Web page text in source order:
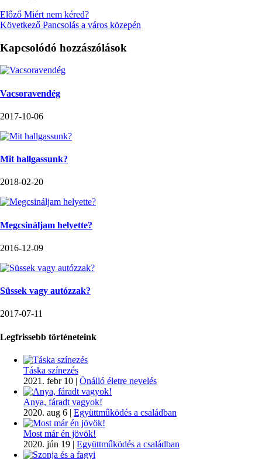
Előző Miért nem kéred?
Következő Pancsolás a város közepén
Kapcsolódó hozzászólások
Vacsoravendég
2017-10-06
Mit hallgassunk?
2018-02-20
Megcsináljam helyette?
2016-12-09
Süssek vagy autózzak?
2017-07-11
Legfrissebb történeteink
Táska színezés
2021. febr 10 | Önálló életre nevelés
Anya, fáradt vagyok!
2020. aug 6 | Együttműködés a családban
Most már én jövök!
2020. jún 19 | Együttműködés a családban